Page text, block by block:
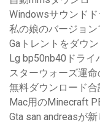
Windowsサウンド
私の娘のバージョ
Gaトレントをダウ
Lg bp50nb40ドライ
スターウォーズ運
無料ダウンロード
Mac用のMinecraft
Gta san andreasが